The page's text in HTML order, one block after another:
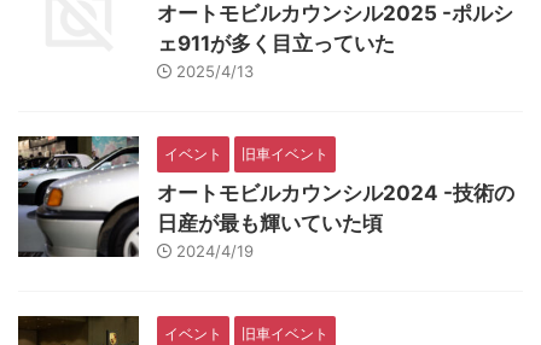
オートモビルカウンシル2025 -ポルシ
ェ911が多く目立っていた
2025/4/13
イベント 旧車イベント
オートモビルカウンシル2024 -技術の
日産が最も輝いていた頃
2024/4/19
イベント 旧車イベント